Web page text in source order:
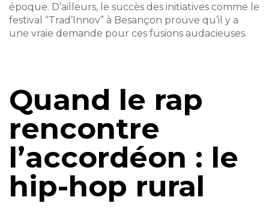
époque. D’ailleurs, le succès des initiatives comme le
festival “Trad’Innov” à Besançon prouve qu’il y a
une vraie demande pour ces fusions audacieuses.
Quand le rap
rencontre
l’accordéon : le
hip-hop rural